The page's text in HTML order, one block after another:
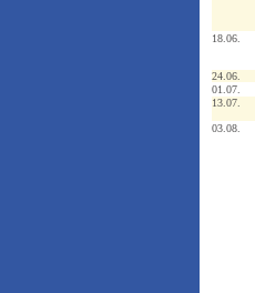
18.06.
24.06.
01.07.
13.07.
03.08.